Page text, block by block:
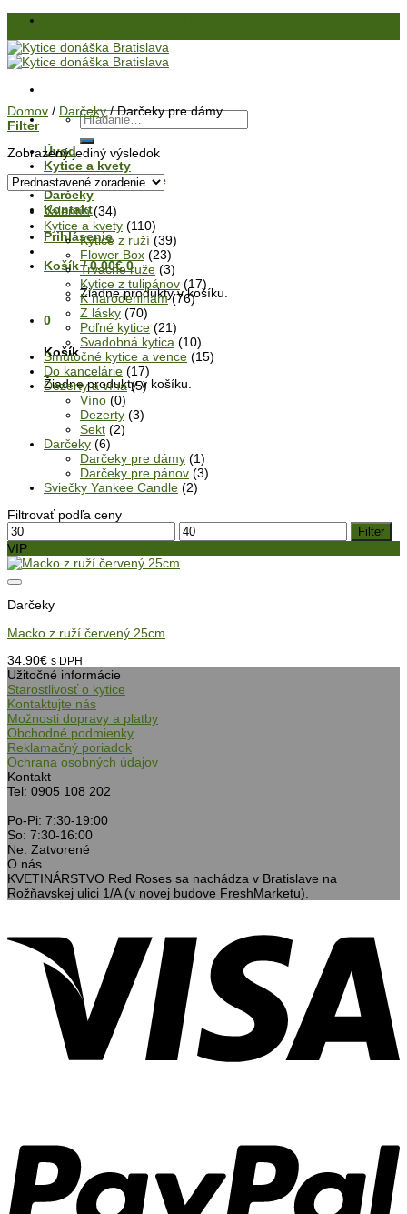
Skip
content
Hľadať:
Úvod
Kytice a kvety
Kvety do kancelárie
Darčeky
Kontakt
Prihlásenie
Košík /0.00€ 0
Žiadne produkty v košíku.
0
Košík
Žiadne produkty v košíku.
Domov / Darčeky /Darčeky pre dámy
Filter
Zobrazený jediný výsledok
Valentín (34)
Kytice a kvety (110)
Kytice z ruží (39)
Flower Box (23)
Trvácne ruže (3)
Kytice z tulipánov (17)
K narodeninám (76)
Z lásky (70)
Poľné kytice (21)
Svadobná kytica (10)
Smútočné kytice a vence (15)
Do kancelárie (17)
Dezerty a vína (5)
Víno (0)
Dezerty (3)
Sekt (2)
Darčeky (6)
Darčeky pre dámy (1)
Darčeky pre pánov (3)
Sviečky Yankee Candle (2)
Filtrovať podľa ceny
Minimálna
cena
Maximálna
cena
Filter
VIP
Darčeky
Macko z ruží červený 25cm
34.90€ s DPH
Užitočné informácie
Starostlivosť o kytice
Kontaktujte nás
Možnosti dopravy a platby
Obchodné podmienky
Reklamačný poriadok
Ochrana osobných údajov
Kontakt
Tel: 0905 108 202
Po-Pi: 7:30-19:00
So: 7:30-16:00
Ne: Zatvorené
O nás
KVETINÁRSTVO Red Roses sa nachádza v Bratislave na
Rožňavskej ulici 1/A (v novej budove FreshMarketu).